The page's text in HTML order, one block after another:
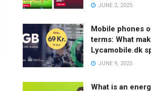
JUNE 2, 2025
Mobile phones
terms: What
Lycamobile.dk
JUNE 9, 2025
What is an